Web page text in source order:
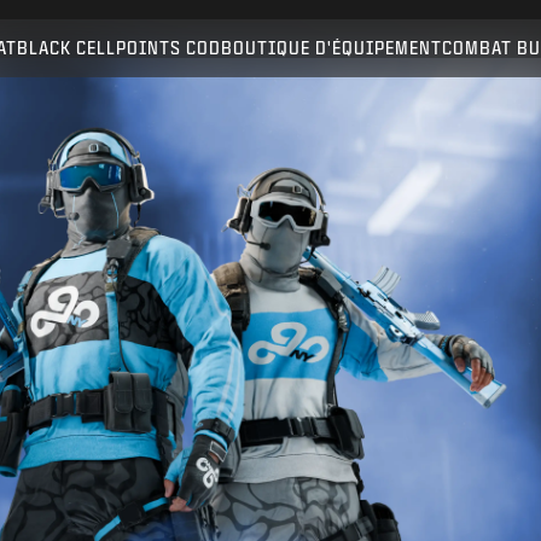
BLACK CELL POINTS COD BOUTIQUE D'ÉQUIPEMENTCOMBAT
ENVOYER
ANNULER
Activision peut mettre à jour, remplacer ou supprimer
ce contenu en jeu à tout moment.